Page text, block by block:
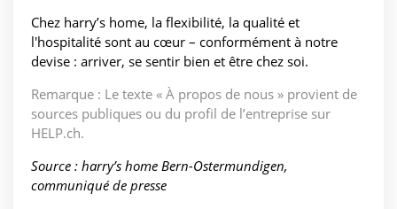
Chez harry’s home, la flexibilité, la qualité et
l'hospitalité sont au cœur – conformément à notre
devise : arriver, se sentir bien et être chez soi.
Remarque : Le texte « À propos de nous » provient de
sources publiques ou du profil de l’entreprise sur
HELP.ch.
Source : harry’s home Bern-Ostermundigen,
communiqué de presse